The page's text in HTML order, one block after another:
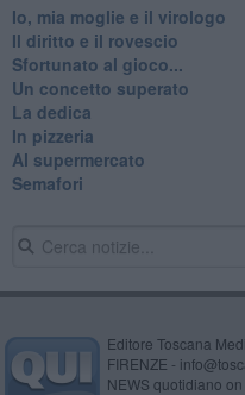
Io, mia moglie e il virologo
Il diritto e il rovescio
Sfortunato al gioco...
Un concetto superato
La dedica
In pizzeria
Al supermercato
Semafori
Editore Toscana
FIRENZE -
NEWS quotidiano